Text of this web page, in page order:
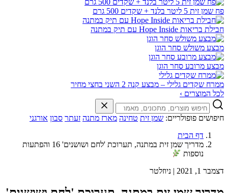
פח שמן זית 5 ליטר בלנד + שקדים 500 גרם
חבילת בריאות Hope Inside עם תיק במתנה
מבצע משולש סחר הוגן
מבצע מרובע סחר הוגן
ממרח שקדים גלילי – מבצע קנה 2 השני בחצי מחיר
לכל המוצרים ›
חיפושים פופולריים: שמן זית טחינה מארז מתנה זעתר סבון אורגני
דף הבית
מדריך שמן זית במתנה, תערוכת 'לחם ושושנים' 16 והפתעות
נוספות
דצמבר 1, 2021
| ניוזלטר